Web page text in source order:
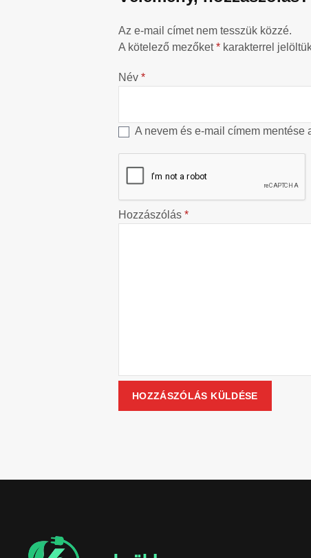
Az e-mail címet nem tesszük közzé.
A kötelező mezőket* karakterrel
Név *
A nevem és e-mail címem
Hozzászólás *